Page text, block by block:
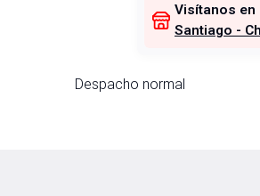
Visítanos
Santiago -
Despacho normal